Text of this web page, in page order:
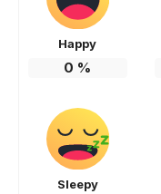
Happy
0 %
Sleepy